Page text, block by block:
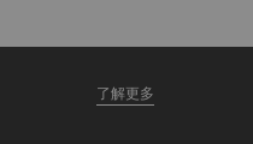
了解更多